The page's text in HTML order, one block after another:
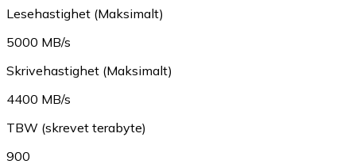
Lesehastighet (Maksimalt)
5000 MB/s
Skrivehastighet (Maksimalt)
4400 MB/s
TBW (skrevet terabyte)
900